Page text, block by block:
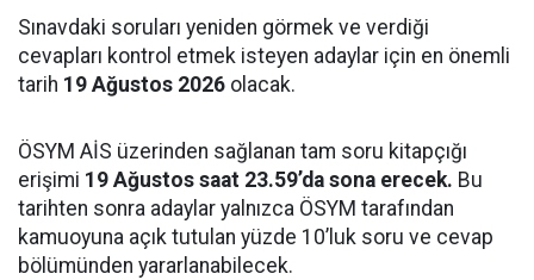
Sınavdaki soruları yeniden görmek ve verdiği
cevapları kontrol etmek isteyen adaylar için en önemli
tarih 19 Ağustos 2026 olacak.
ÖSYM AİS üzerinden sağlanan tam soru kitapçığı
erişimi 19 Ağustos saat 23.59’da sona erecek. Bu
tarihten sonra adaylar yalnızca ÖSYM tarafından
kamuoyuna açık tutulan yüzde 10’luk soru ve cevap
bölümünden yararlanabilecek.